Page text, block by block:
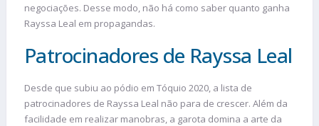
negociações. Desse modo, não há como saber quanto ganha
Rayssa Leal em propagandas.
Patrocinadores de Rayssa Leal
Desde que subiu ao pódio em Tóquio 2020, a lista de
patrocinadores de Rayssa Leal não para de crescer. Além da
facilidade em realizar manobras, a garota domina a arte da